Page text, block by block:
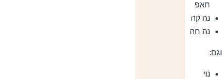
חאפ
נה קה
נה חה
נוי